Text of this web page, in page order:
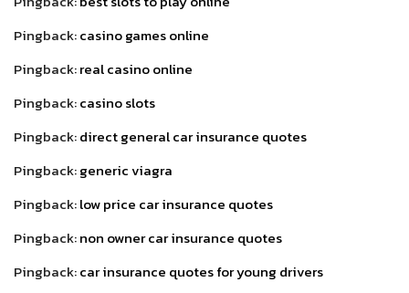
Pingback:casino games online
Pingback:real casino online
Pingback:casino slots
Pingback:direct general car insurance quotes
Pingback:generic viagra
Pingback:low price car insurance quotes
Pingback:non owner car insurance quotes
Pingback:car insurance quotes for young drivers